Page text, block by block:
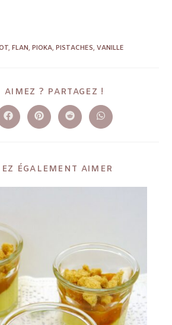
, FLAN, PIOKA, PISTACHES, VANILLE
AIMEZ ? PARTAGEZ !
ÉGALEMENT AIMER